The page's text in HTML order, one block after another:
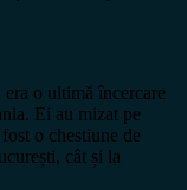
o ultimă încercare
Ei au mizat pe
o chestiune de
cât și la